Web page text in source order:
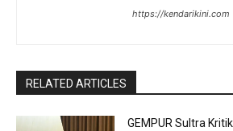
https://kendarikini.com
RELATED ARTICLES
GEMPUR Sultra